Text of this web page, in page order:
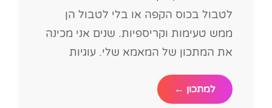
לטבול בכוס הקפה או בלי לטבול הן
ממש טעימות וקריספיות. שנים אני מכינה
את המתכון של המאמא שלי. עוגיות
למתכון ← עוגיות
הבית